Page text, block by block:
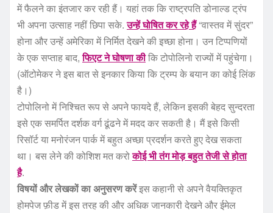
में फैलने का इंतजार कर रही हैं। यहां तक ​​कि राष्ट्रपति डोनाल्ड ट्रंप
भी अपना उत्साह नहीं छिपा सके.उन्हें घोषित कर रहे हैं“वास्तव में सुंदर”
होना और उन्हें अमेरिका में निर्मित देखने की इच्छा होना। उन टिप्पणियों
के एक सप्ताह बाद,फिएट ने घोषणा कीकि टोपोलिनो राज्यों में पहुंचेगा।
(ऑटोमेकर ने इस बात से इनकार किया कि ट्रम्प के बयान का कोई लिंक
है।)
टोपोलिनो में निश्चित रूप से अपने फायदे हैं, लेकिन इसकी बेहद सुन्दरता
इसे एक समर्पित दर्शक वर्ग ढूंढने में मदद कर सकती है। मैं इसे किसी
रिसॉर्ट या मनोरंजन पार्क में बहुत अच्छा प्रदर्शन करते हुए देख सकता
था। बस लेने की कोशिश मत करोकोई भी तंग मोड़ बहुत तेजी से होता
है.
विषयों और लेखकों का अनुसरण करेंइस कहानी से अपने वैयक्तिकृत
होमपेज फ़ीड में इस तरह की और अधिक जानकारी देखने और ईमेल